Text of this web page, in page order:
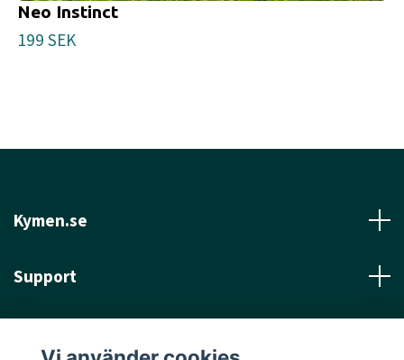
Neo Instinct
199 SEK
Kymen.se
Support